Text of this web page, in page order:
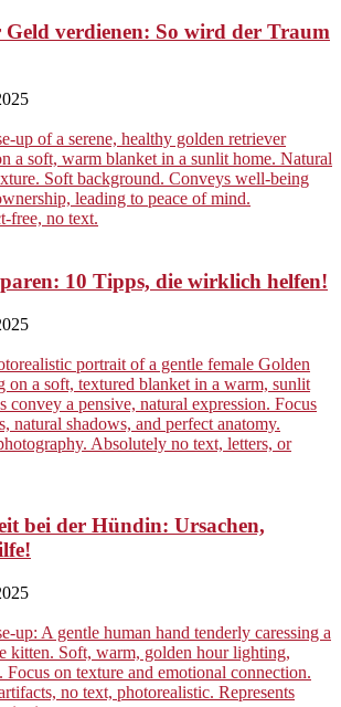
Geld verdienen: So wird der Traum
10 Tipps, die wirklich helfen!
bei der Hündin: Ursachen,